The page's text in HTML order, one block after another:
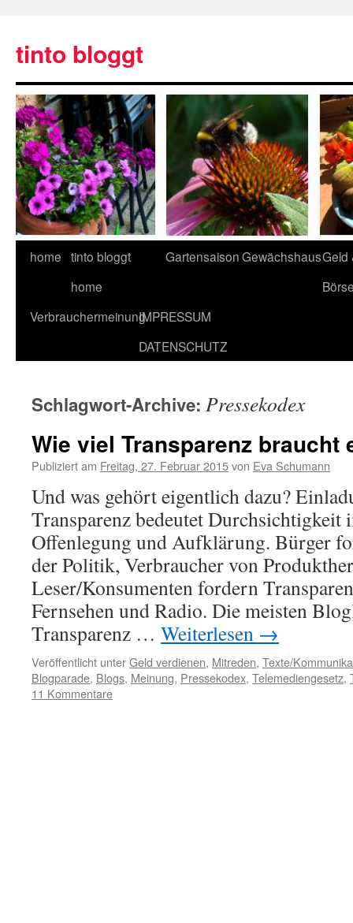
tinto bloggt
home tinto bloggt
home
GartensaisonGewächshausGeld
VerbrauchermeinungIMPRESSUM
DATENSCHUTZ
Schlagwort-Archive: Pressekodex
Wie viel Transparenz braucht
Publiziert am Freitag, 27. Februar 2015von Eva Schumann
Und was gehört eigentlich dazu?
Transparenz bedeutet Durchsichtigkeit
Offenlegung und Aufklärung. Bürger
der Politik, Verbraucher von
Leser/Konsumenten fordern
Fernsehen und Radio. Die meisten
Transparenz … Weiterlesen →
Veröffentlicht unterGeld verdienen, Mitreden, Texte/
Blogparade, Blogs, Meinung, Pressekodex, Telemediengesetz,
11 Kommentare